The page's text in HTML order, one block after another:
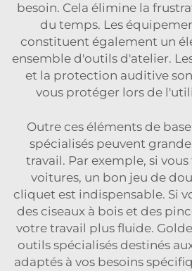
besoin. Cela élimine la
du temps. Les
constituent également un
ensemble d'outils d'atelier.
et la protection auditive
vous protéger lors de
Outre ces éléments de
spécialisés peuvent
travail. Par exemple, si
voitures, un bon jeu de
cliquet est indispensable. Si
des ciseaux à bois et des
votre travail plus fluide.
outils spécialisés destinés
adaptés à vos besoins